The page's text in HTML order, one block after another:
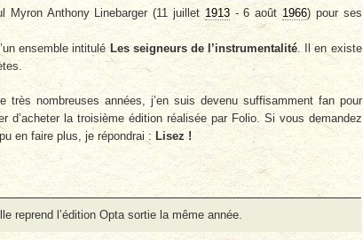
Myron Anthony Linebarger (11 juillet 1913- 6 août1966) pour ses
ensemble intituléLes seigneurs de l’instrumentalité . Il en existe
nombreuses années, j’en suis devenu suffisamment fan pour
d’acheter la troisième édition réalisée par Folio. Si vous demandez
en faire plus, je répondrai : Lisez !
l’édition Opta sortie la même année.